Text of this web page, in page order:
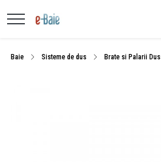
Baie Sisteme de dus Brate si Palarii Dus